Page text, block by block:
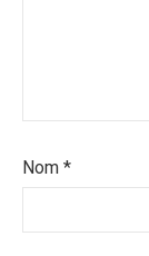
Nom *